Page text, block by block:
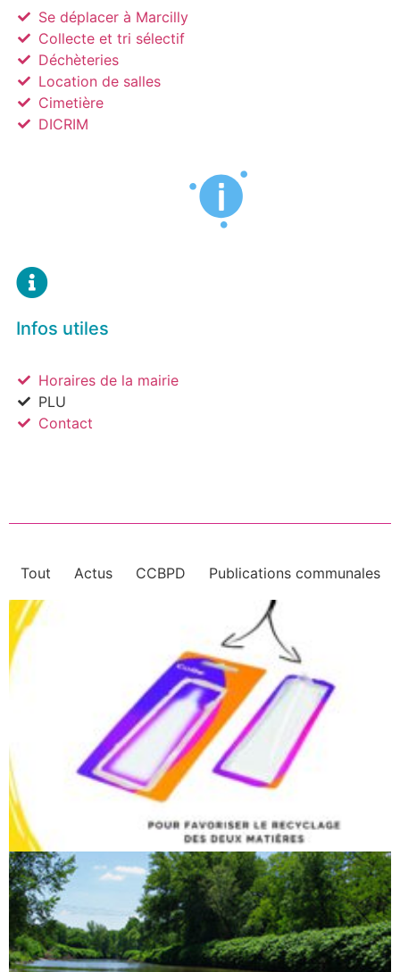
Se déplacer à Marcilly
Collecte et tri sélectif
Déchèteries
Location de salles
Cimetière
DICRIM
Infos utiles
Horaires de la mairie
PLU
Contact
Tout Actus CCBPD Publications communales